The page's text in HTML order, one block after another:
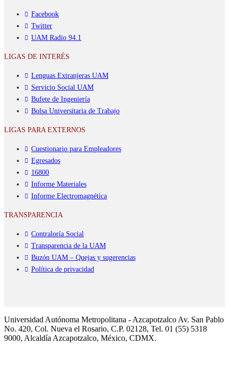
Facebook
Twitter
UAM Radio 94.1
LIGAS DE INTERÉS
Lenguas Extranjeras UAM
Servicio Social UAM
Bufete de Ingeniería
Bolsa Universitaria de Trabajo
LIGAS PARA EXTERNOS
Cuestionario para Empleadores
Egresados
16800
Informe Materiales
Informe Electromagnética
TRANSPARENCIA
Contraloría Social
Transparencia de la UAM
Buzón UAM – Quejas y sugerencias
Política de privacidad
Universidad Autónoma Metropolitana - Azcapotzalco Av. San Pablo
No. 420, Col. Nueva el Rosario, C.P. 02128, Tel. 01 (55) 5318
9000, Alcaldía Azcapotzalco, México, CDMX.